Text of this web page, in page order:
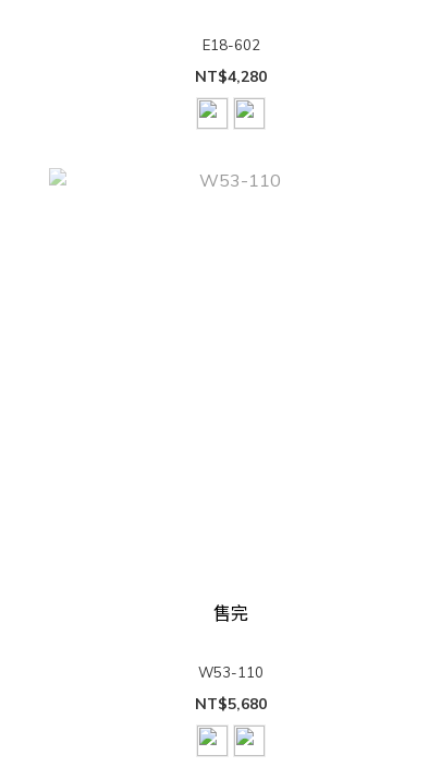
E18-602
NT$4,280
售完
W53-110
NT$5,680